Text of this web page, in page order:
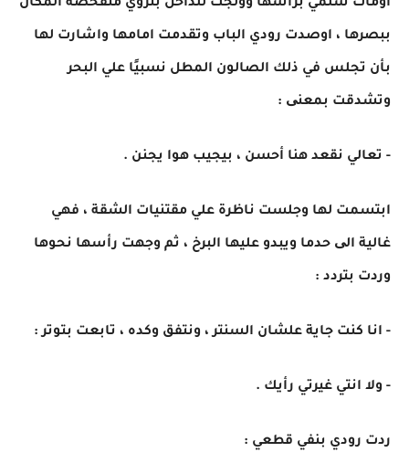
اومات سلمي برأسها وولجت للداخل بتروي متفحصة المكان
ببصرها ، اوصدت رودي الباب وتقدمت امامها واشارت لها
بأن تجلس في ذلك الصالون المطل نسبيًا علي البحر
وتشدقت بمعنی :
- تعالي نقعد هنا أحسن ، بيجيب هوا يجنن .
ابتسمت لها وجلست ناظرة علي مقتنيات الشقة ، فهي
غالية الی حدما ويبدو عليها البرخ ، ثم وجهت رأسها نحوها
وردت بتردد :
- انا كنت جاية علشان السنتر ، ونتفق وكده ، تابعت بتوتر :
- ولا انتي غيرتي رأيك .
ردت رودي بنفي قطعي :